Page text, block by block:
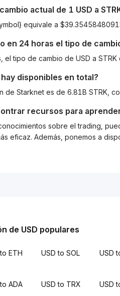
actual de 1 USD a
equivale a
en 24 horas el tipo de
el tipo de cambio de USD a
hay disponibles en total?
de Starknet es de 6.81B STRK,
recursos para
sobre el trading,
eficaz. Además, ponemos a
de USD populares
ETH USD to SOL USD
ADA USD to TRX USD